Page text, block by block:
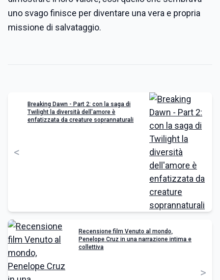
uno svago finisce per diventare una vera e propria
missione di salvataggio.
<
Breaking Dawn - Part 2: con la saga di
Twilight la diversità dell'amore è
enfatizzata da creature soprannaturali
Recensione film Venuto al mondo,
Penelope Cruz in una narrazione intima e
collettiva
>